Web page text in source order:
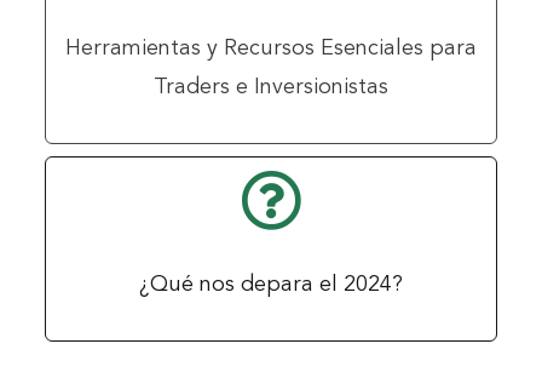
Herramientas y Recursos Esenciales para
Traders e Inversionistas
¿Qué nos depara el 2024?